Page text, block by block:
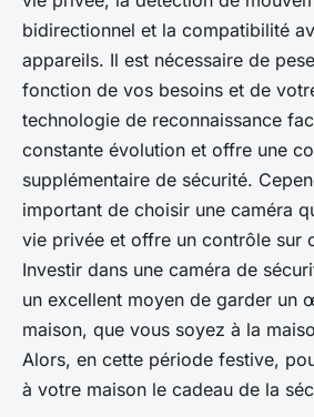
bidirectionnel et la compatibilité
appareils. Il est nécessaire de
fonction de vos besoins et de
technologie de reconnaissance
constante évolution et offre une
supplémentaire de sécurité.
important de choisir une caméra
vie privée et offre un contrôle sur
Investir dans une caméra de
un excellent moyen de garder un
maison, que vous soyez à la
Alors, en cette période festive,
à votre maison le cadeau de la